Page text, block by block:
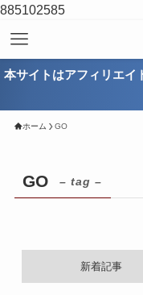
885102585
本サイトはアフィリエイ
ホーム GO
GO – tag –
新着記事